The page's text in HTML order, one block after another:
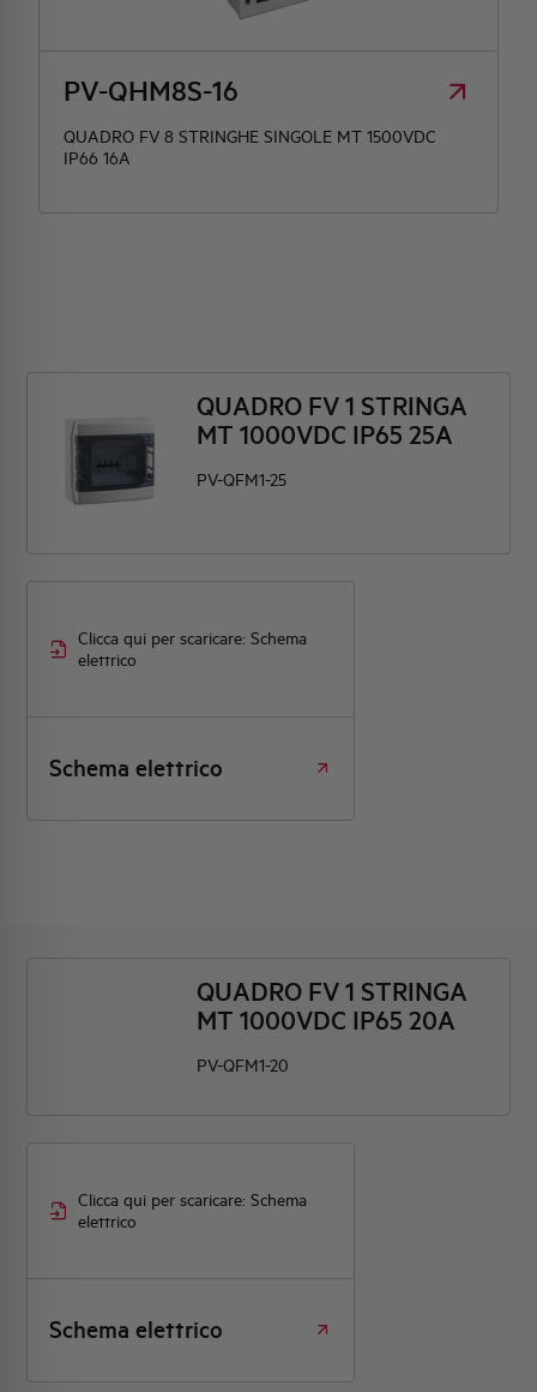
PV-QHM8S-16
QUADRO FV 8 STRINGHE SINGOLE MT 1500VDC
IP66 16A
QUADRO FV 1 STRINGA
MT 1000VDC IP65 25A
PV-QFM1-25
Clicca qui per scaricare: Schema
elettrico
Schema elettrico
QUADRO FV 1 STRINGA
MT 1000VDC IP65 20A
PV-QFM1-20
Clicca qui per scaricare: Schema
elettrico
Schema elettrico